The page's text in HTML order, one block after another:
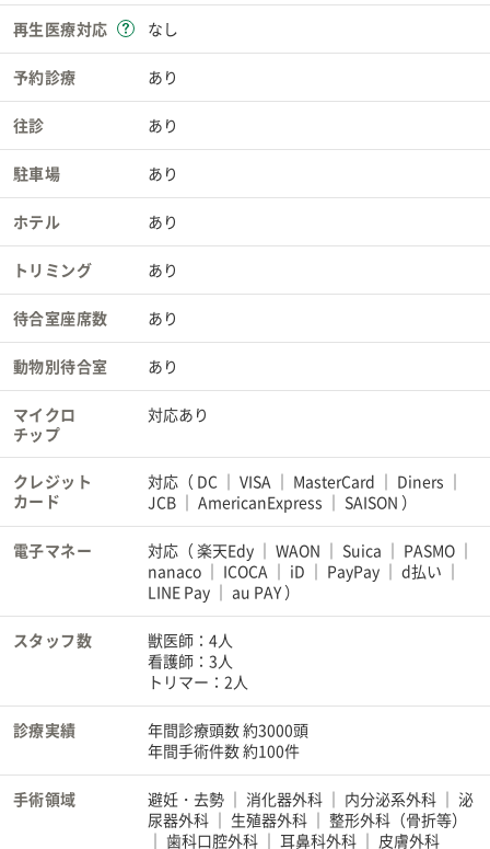
再生医療対応 なし
予約診療 あり
往診 あり
駐車場 あり
ホテル あり
トリミング あり
待合室座席数 あり
動物別待合室 あり
マイクロ
チップ
対応あり
クレジット
カード
対応（ DC VISA MasterCard
Diners
JCB
AmericanExpress SAISON ）
電子マネー 対応（楽天Edy WAON Suica
PASMO
nanaco
ICOCA iD PayPay
d払い
LINE Pay
au PAY）
スタッフ数
獣医師：4人
看護師：3人
トリマー：2人
診療実績
年間診療頭数 約3000頭
年間手術件数 約100件
手術領域 避妊・去勢 消化器外科 内分泌系外科
泌
尿器外科
生殖器外科
整形外科（骨折等）
歯科口腔外科
耳鼻科外科 皮膚外科